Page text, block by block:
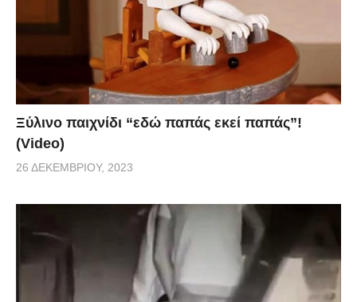
Ξύλινο παιχνίδι “εδώ παπάς εκεί παπάς”!
(Video)
26 ΔΕΚΕΜΒΡΊΟΥ, 2023